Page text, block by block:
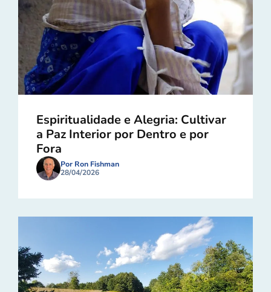
Espiritualidade e Alegria: Cultivar
a Paz Interior por Dentro e por
Fora
Por Ron Fishman
28/04/2026